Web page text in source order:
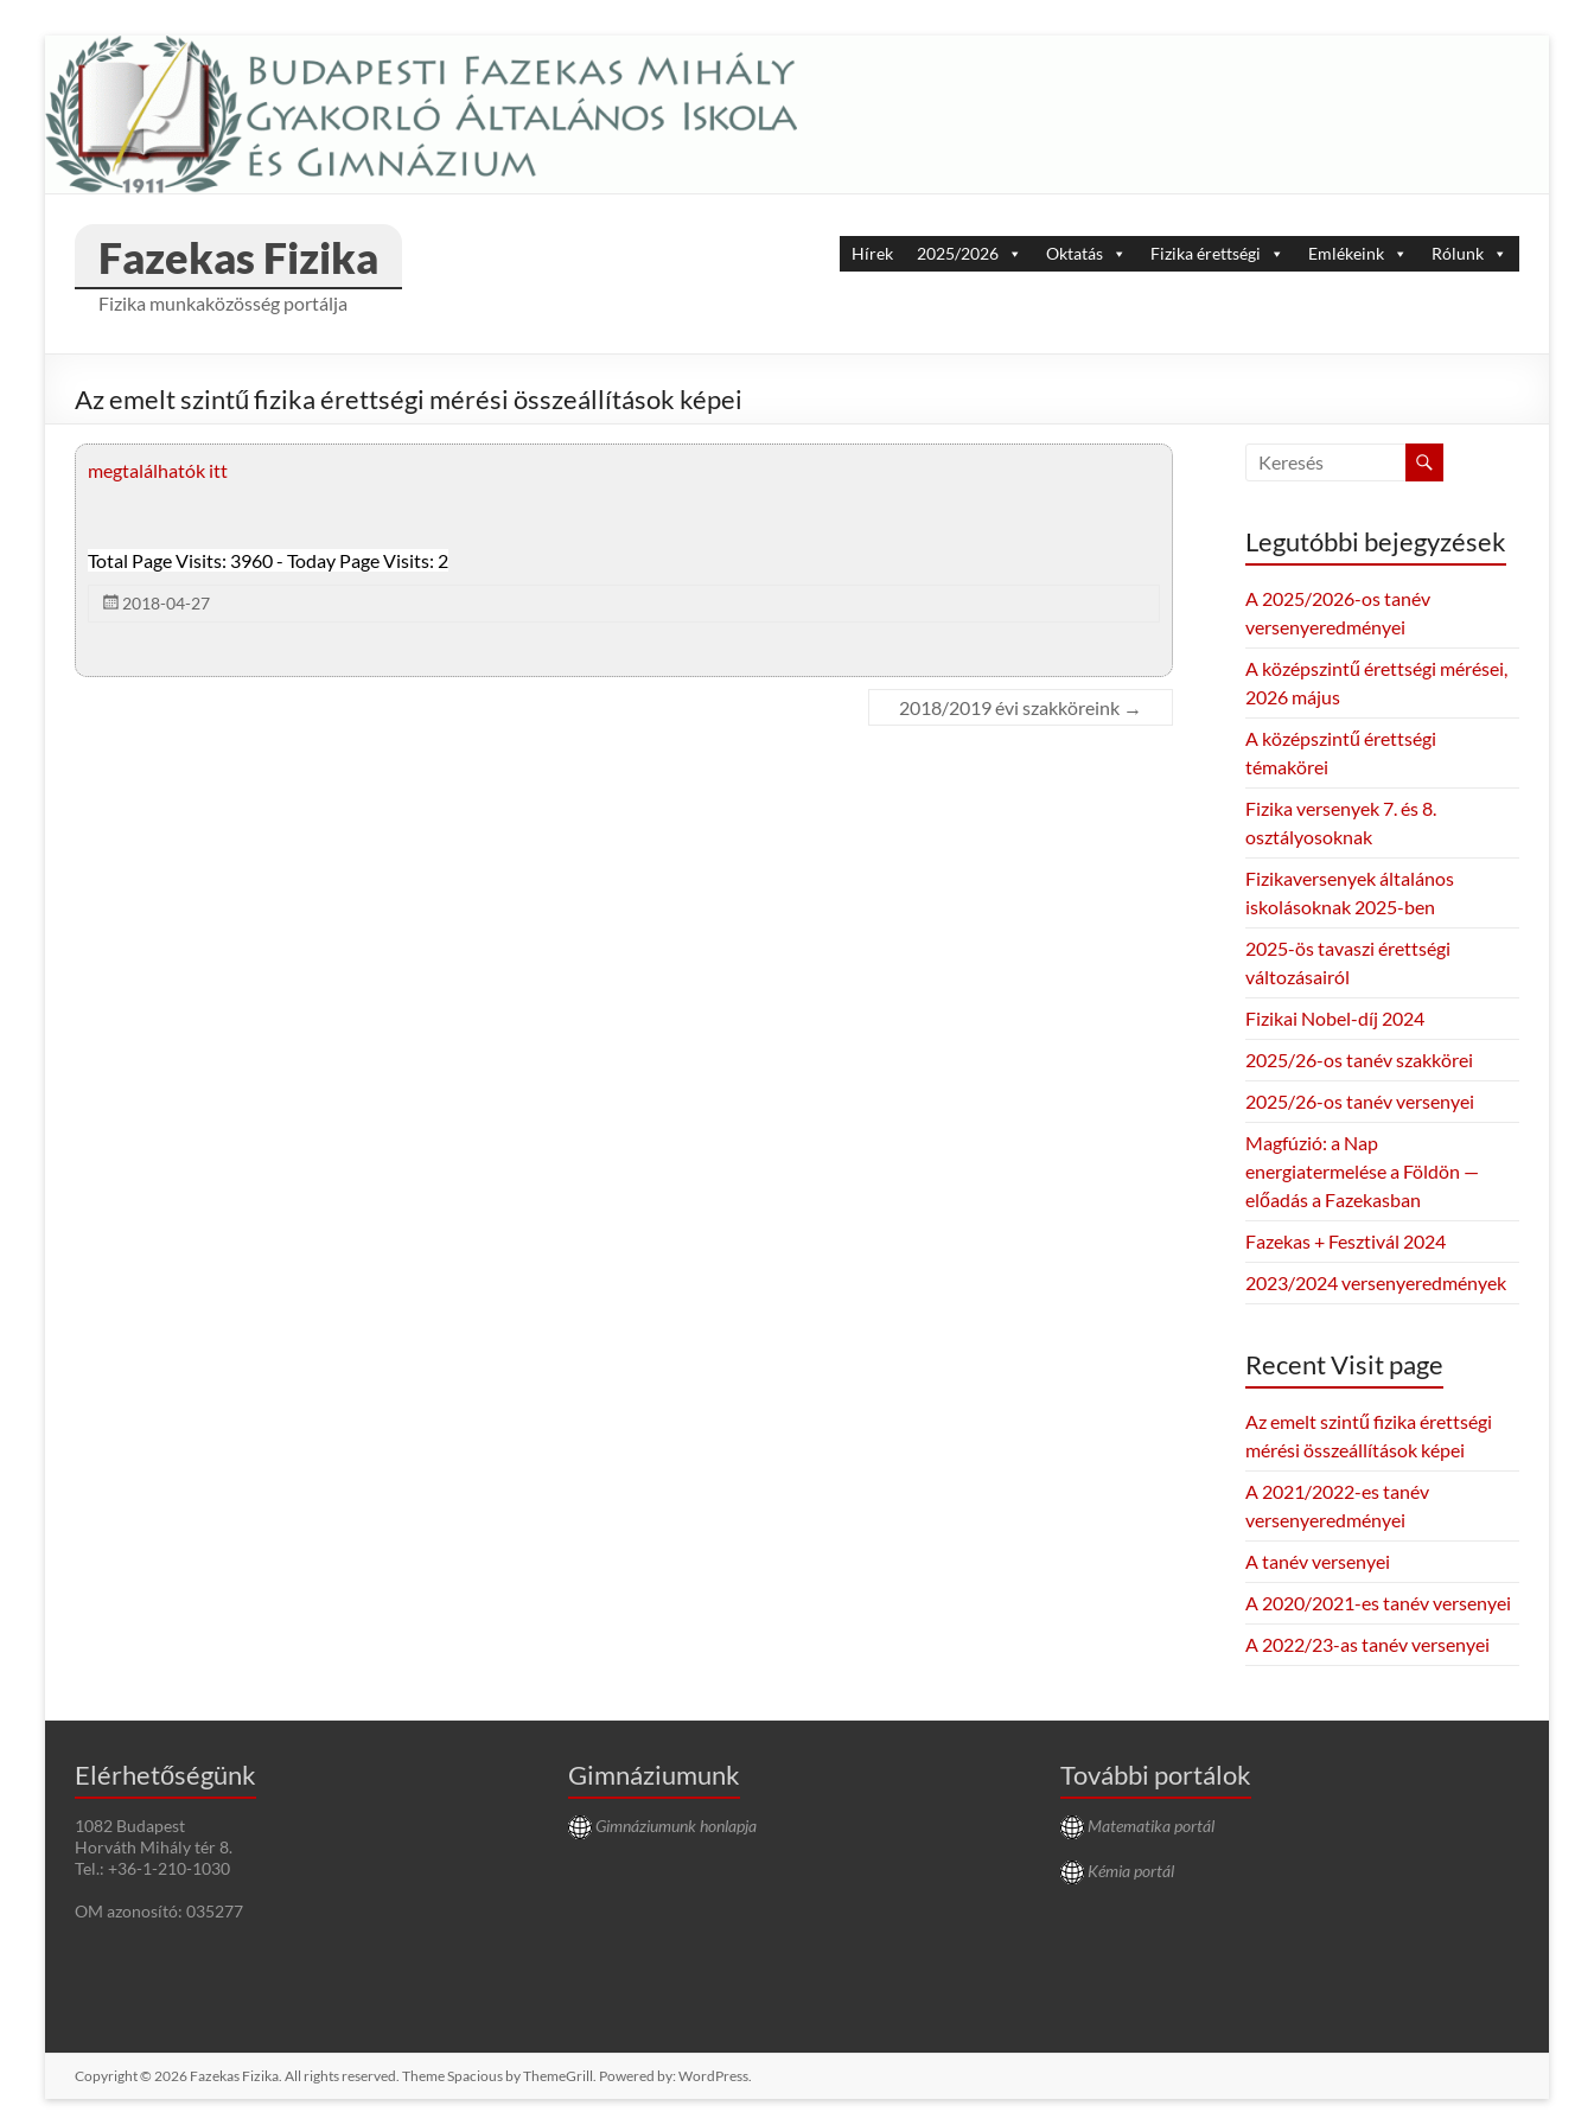
to
content
Fazekas Fizika
Fizika munkaközösség portálja
Hírek 2025/2026 Oktatás Fizika érettségi Emlékeink Rólunk
Az emelt szintű fizika érettségi mérési összeállítások képei
megtalálhatók itt
Total Page Visits: 3960 - Today Page Visits: 2
2018-04-27
2018/2019 évi szakköreink →
Legutóbbi bejegyzések
A 2025/2026-os tanév
versenyeredményei
A középszintű érettségi mérései,
2026 május
A középszintű érettségi
témakörei
Fizika versenyek 7. és 8.
osztályosoknak
Fizikaversenyek általános
iskolásoknak 2025-ben
2025-ös tavaszi érettségi
változásairól
Fizikai Nobel-díj 2024
2025/26-os tanév szakkörei
2025/26-os tanév versenyei
Magfúzió: a Nap
energiatermelése a Földön —
előadás a Fazekasban
Fazekas + Fesztivál 2024
2023/2024 versenyeredmények
Recent Visit page
Az emelt szintű fizika érettségi
mérési összeállítások képei
A 2021/2022-es tanév
versenyeredményei
A tanév versenyei
A 2020/2021-es tanév versenyei
A 2022/23-as tanév versenyei
Elérhetőségünk
1082 Budapest
Horváth Mihály tér 8.
Tel.: +36-1-210-1030
OM azonosító: 035277
Gimnáziumunk
Gimnáziumunk honlapja
További portálok
Matematika portál
Kémia portál
Copyright © 2026 Fazekas Fizika . All rights reserved. ThemeSpacious by ThemeGrill. Powered by: WordPress